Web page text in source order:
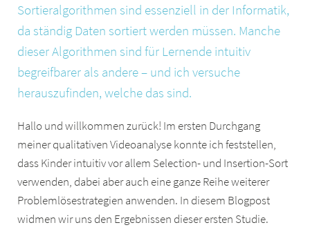
Sortieralgorithmen sind essenziell in der Informatik,
da ständig Daten sortiert werden müssen. Manche
dieser Algorithmen sind für Lernende intuitiv
begreifbarer als andere – und ich versuche
herauszufinden, welche das sind.
Hallo und willkommen zurück! Im ersten Durchgang
meiner qualitativen Videoanalyse konnte ich feststellen,
dass Kinder intuitiv vor allem Selection- und Insertion-Sort
verwenden, dabei aber auch eine ganze Reihe weiterer
Problemlösestrategien anwenden. In diesem Blogpost
widmen wir uns den Ergebnissen dieser ersten Studie.